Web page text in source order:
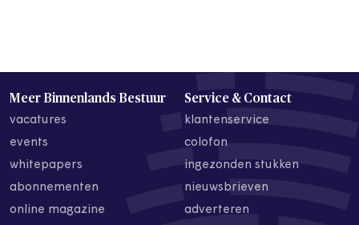
Meer Binnenlands Bestuur
vacatures
events
whitepapers
abonnementen
online magazine
Service & Contact
klantenservice
colofon
ingezonden stukken
nieuwsbrieven
adverteren